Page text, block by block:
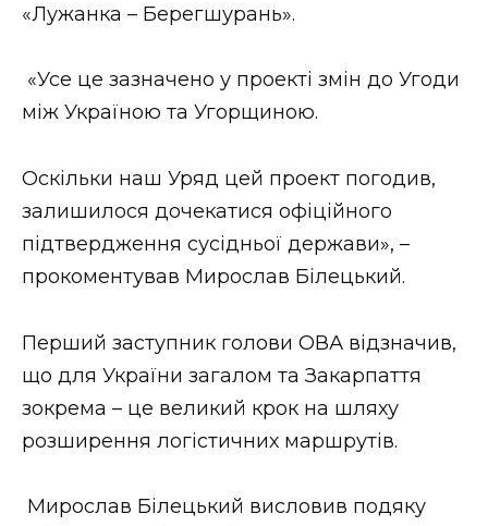
ВІДЕО
«Лужанка – Берегшурань».
«Усе це зазначено у проекті змін до Угоди
між Україною та Угорщиною.
Оскільки наш Уряд цей проект погодив,
залишилося дочекатися офіційного
підтвердження сусідньої держави», –
прокоментував Мирослав Білецький.
Перший заступник голови ОВА відзначив,
що для України загалом та Закарпаття
зокрема – це великий крок на шляху
розширення логістичних маршрутів.
Мирослав Білецький висловив подяку